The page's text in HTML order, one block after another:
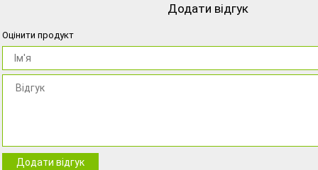
Додати відгук
Оцінити продукт
Додати відгук